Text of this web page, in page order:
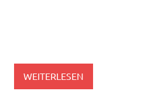
WEITERLESEN